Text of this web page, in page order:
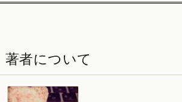
著者について